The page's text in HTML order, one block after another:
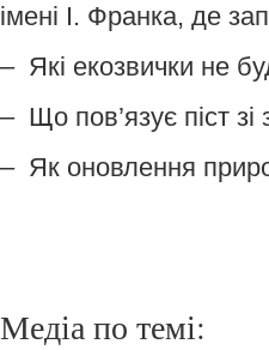
імені І. Франка, де
– Які екозвички не
– Що пов’язує піст зі
– Як оновлення
Медіа по темі: